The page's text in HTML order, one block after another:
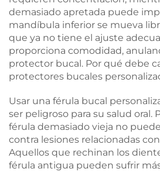
demasiado apretada puede
mandíbula inferior se mueva
que ya no tiene el ajuste
proporciona comodidad,
protector bucal. Por qué debe
protectores bucales
Usar una férula bucal
ser peligroso para su salud oral.
férula demasiado vieja no
contra lesiones relacionadas
Aquellos que rechinan los
férula antigua pueden sufrir